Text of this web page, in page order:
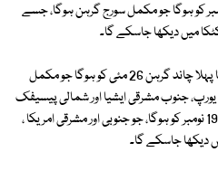
اور آخری سورج گرہن4 دسمبر کو ہوگا جو مکمل سورج گرہن ہوگا، جسے
میں دیکھا جاسکے گا۔
محکمہ موسمیات کے مطابق اس سال کا پہلا چاند گرہن 26 مئی کو ہوگا جو مکمل
یورپ، جنوب مشرقی ایشیا اور شمالی پیسیفک
میں دیکھا جاسکے گا۔ دوسرا چاند گرہن19 نومبر کو ہوگا، جو جنوبی اور مشرقی امریکا ،
دیکھا جاسکے گا۔